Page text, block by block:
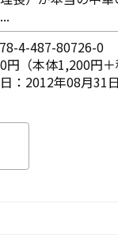
4-487-80726-0
円（本体1,200円＋
：2012年08月31日